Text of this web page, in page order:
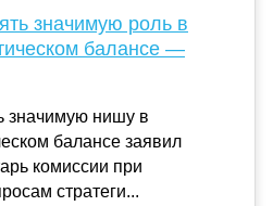
значимую роль в
балансе —
значимую нишу в
балансе заявил
комиссии при
стратеги...